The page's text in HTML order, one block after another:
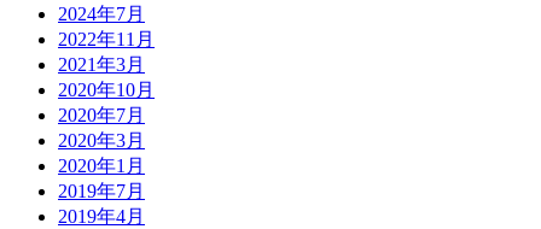
2024年7月
2022年11月
2021年3月
2020年10月
2020年7月
2020年3月
2020年1月
2019年7月
2019年4月